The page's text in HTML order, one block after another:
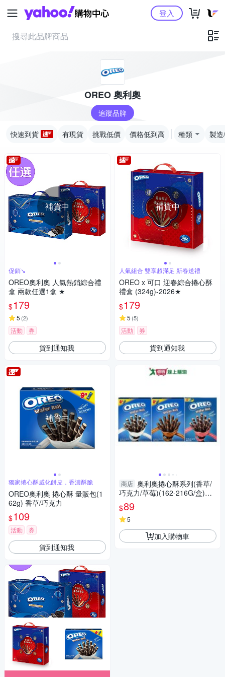
Yahoo購物中心登入
OREO 奧利奧
追蹤品牌
快速到貨 有現貨 挑戰低價 價格低到高 種類 製
補貨中
促銷↘
OREO奧利奧 人氣熱銷綜合禮
盒 兩款任選1盒 ★
$179
5 (2)
活動 券
貨到通知我
補貨中
獨家捲心酥威化餅皮，香濃酥脆
OREO奧利奧 捲心酥 量販包(1
62g) 香草/巧克力
$109
活動 券
貨到通知我
補貨中
人氣組合 雙享超滿足 新春送禮
OREO x 可口 迎春綜合捲心酥
禮盒 (324g)-2026★
$179
5 (5)
活動 券
貨到通知我
商店 奧利奧捲心酥系列(香草/
巧克力/草莓)(162-216G/盒)
【愛買】
$89
5
加入購物車